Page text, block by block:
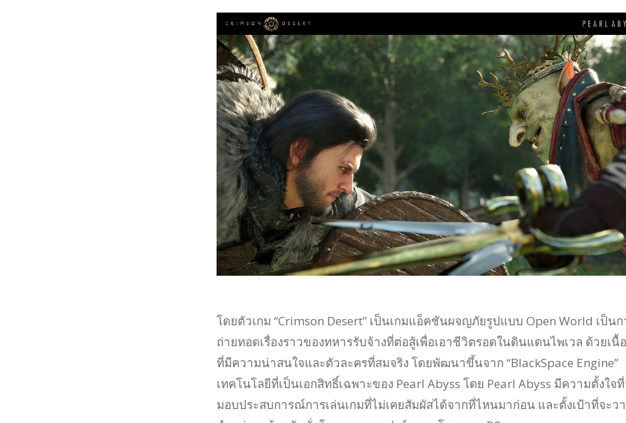
โดยตัวเกม “Crimson Desert” เป็นเกมแอ็คชันผจญภัยรูปแบบ Open World เป็นก
ถ่ายทอดเรื่องราวของทหารรับจ้างที่ต่อสู้เพื่อเอาชีวิตรอดในดินแดนไพเวล ด้วยเนื้
ที่มีความน่าสนใจและตัวละครที่สมจริง โดยพัฒนาขึ้นจาก “BlackSpace Engine”
เทคโนโลยีที่เป็นเอกสิทธิ์เฉพาะของ Pearl Abyss โดย Pearl Abyss มีความตั้งใจ
มอบประสบการณ์การเล่นเกมที่ไม่เคยสัมผัสได้จากที่ไหนมาก่อน และตั้งเป้าที่จะว